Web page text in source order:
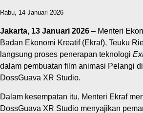
Rabu, 14 Januari 2026
Jakarta, 13 Januari 2026 – Menteri
Badan Ekonomi Kreatif (Ekraf), Teuku
langsung proses penerapan teknologi
dalam pembuatan film animasi Pelangi
DossGuava XR Studio.
Dalam kesempatan itu, Menteri Ekraf
DossGuava XR Studio menyajikan